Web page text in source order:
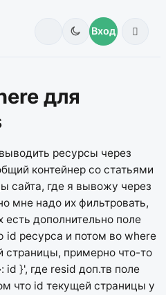
Вход
для
ресурсы через
контейнер со статьями
сайта, где я вывожу через
мне надо их фильтровать,
есть дополнительно поле
id ресурса и потом во where
страницы, примерно что-то
id }', где resid доп.тв поле
что id текущей страницы у